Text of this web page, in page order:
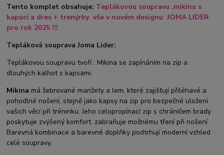
Tento komplet obsahuje: Teplákovou soupravu ,mikinu s
kapucí a dres + trenýrky vše v novém designu JOMA LIDER
pro rok 2025 !!!
Tepláková souprava Joma Lider:
Teplákovou soupravu tvoří : Mikina se zapínáním na zip a
dlouhých kalhot s kapsami.
Mikina má žebrované manžety a lem, které zajišťují přiléhavé a
pohodlné nošení, stejně jako kapsy na zip pro bezpečné uložení
vašich věcí při tréninku. Jeho celopropínací zip s chráničem brady
poskytuje zvýšený komfort, zabraňuje možnému tření při nošení.
Barevná kombinace a barevné doplňky podtrhují moderní vzhled
celé soupravy.